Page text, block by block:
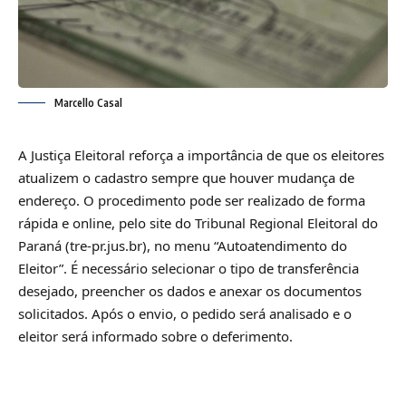
Marcello Casal
A Justiça Eleitoral reforça a importância de que os eleitores
atualizem o cadastro sempre que houver mudança de
endereço. O procedimento pode ser realizado de forma
rápida e online, pelo site do Tribunal Regional Eleitoral do
Paraná (tre-pr.jus.br), no menu “Autoatendimento do
Eleitor”. É necessário selecionar o tipo de transferência
desejado, preencher os dados e anexar os documentos
solicitados. Após o envio, o pedido será analisado e o
eleitor será informado sobre o deferimento.